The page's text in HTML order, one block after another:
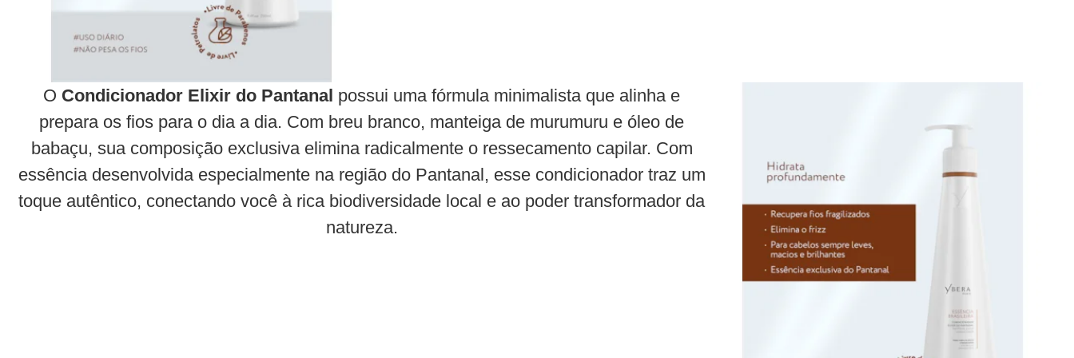
O Condicionador Elixir do Pantanal possui uma fórmula minimalista que alinha e
prepara os fios para o dia a dia. Com breu branco, manteiga de murumuru e óleo de
babaçu, sua composição exclusiva elimina radicalmente o ressecamento capilar. Com
essência desenvolvida especialmente na região do Pantanal, esse condicionador traz um
toque autêntico, conectando você à rica biodiversidade local e ao poder transformador da
natureza.